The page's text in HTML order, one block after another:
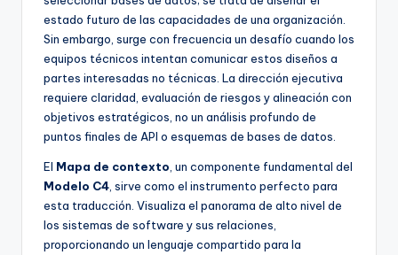
&
S
o
w
estado futuro de las capacidades de una organización.
Sin embargo, surge con frecuencia un desafío cuando los
equipos técnicos intentan comunicar estos diseños a
partes interesadas no técnicas. La dirección ejecutiva
requiere claridad, evaluación de riesgos y alineación con
objetivos estratégicos, no un análisis profundo de
puntos finales de API o esquemas de bases de datos.
El Mapa de contexto , un componente fundamental del
Modelo C4 , sirve como el instrumento perfecto para
esta traducción. Visualiza el panorama de alto nivel de
los sistemas de software y sus relaciones,
proporcionando un lenguaje compartido para la